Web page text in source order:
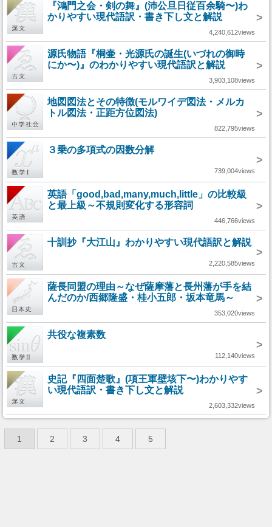
『鴻門之会・剣の舞』(沛公旦日従百余騎〜)わ
かりやすい現代語訳・書き下し文と解説
>
4,240,612views
源氏物語『桐壷・光源氏の誕生(いづれの御時
にか〜)』のわかりやすい現代語訳と解説
>
3,903,108views
地図図法とその特徴(モルワイデ図法・メルカ
トル図法・正距方位図法)
>
822,795views
３乗の多項式の因数分解
>
739,004views
英語「good,bad,many,much,little」の比較級
と最上級～不規則変化する形容詞
>
446,766views
十訓抄『大江山』わかりやすい現代語訳と解説
>
2,220,585views
薩長同盟の理由～なぜ薩摩藩と長州藩が手を結
んだのか/西郷隆盛・桂小五郎・坂本竜馬～
>
353,020views
共役な複素数
>
112,140views
史記『四面楚歌』(項王軍壁垓下〜)わかりやす
い現代語訳・書き下し文と解説
>
2,603,332views
1 2 3 4 5